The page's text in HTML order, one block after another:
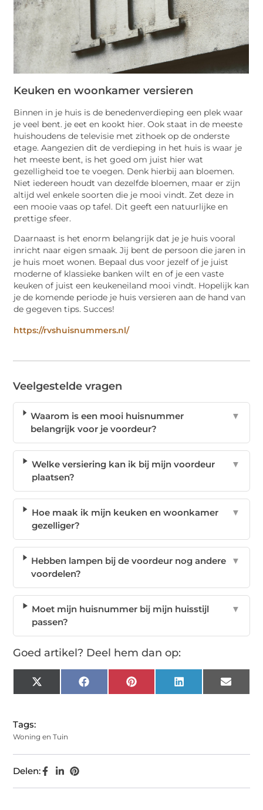
Keuken en woonkamer versieren
Binnen in je huis is de benedenverdieping een plek waar
je veel bent. je eet en kookt hier. Ook staat in de meeste
huishoudens de televisie met zithoek op de onderste
etage. Aangezien dit de verdieping in het huis is waar je
het meeste bent, is het goed om juist hier wat
gezelligheid toe te voegen. Denk hierbij aan bloemen.
Niet iedereen houdt van dezelfde bloemen, maar er zijn
altijd wel enkele soorten die je mooi vindt. Zet deze in
een mooie vaas op tafel. Dit geeft een natuurlijke en
prettige sfeer.
Daarnaast is het enorm belangrijk dat je je huis vooral
inricht naar eigen smaak. Jij bent de persoon die jaren in
je huis moet wonen. Bepaal dus voor jezelf of je juist
moderne of klassieke banken wilt en of je een vaste
keuken of juist een keukeneiland mooi vindt. Hopelijk kan
je de komende periode je huis versieren aan de hand van
de gegeven tips. Succes!
https://rvshuisnummers.nl/
Veelgestelde vragen
Waarom is een mooi huisnummer
belangrijk voor je voordeur?
▼
Welke versiering kan ik bij mijn voordeur
plaatsen?
▼
Hoe maak ik mijn keuken en woonkamer
gezelliger?
▼
Hebben lampen bij de voordeur nog andere
voordelen?
▼
Moet mijn huisnummer bij mijn huisstijl
passen?
▼
Goed artikel? Deel hem dan op:
X
(Twitter)
Facebook Pinterest LinkedIn Email
Tags:
Woning en Tuin
Delen: